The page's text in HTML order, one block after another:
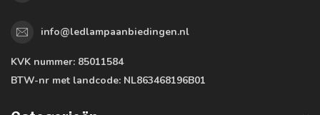
info@ledlampaanbiedingen.nl
KVK nummer: 85011584
BTW-nr met landcode: NL863468196B01